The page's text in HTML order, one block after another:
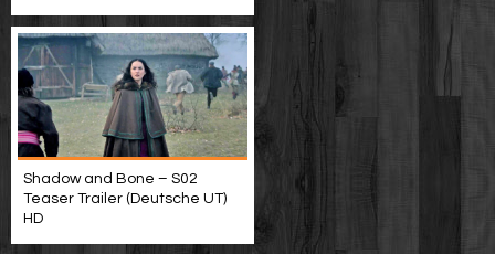
Shadow and Bone – S02
Teaser Trailer (Deutsche UT)
HD